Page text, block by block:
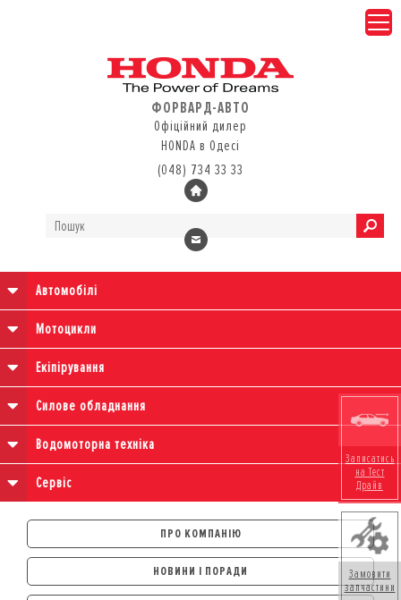
ФОРВАРД-АВТО
Офіційний дилер
HONDA в Одесі
(048) 734 33 33
Автомобілі
Мотоцикли
Екіпірування
Силове обладнання
Водомоторна техніка
Сервіс
ПРО КОМПАНІЮ
НОВИНИ І ПОРАДИ
Записатись
на Тест
Драйв
Замовити
запчастини